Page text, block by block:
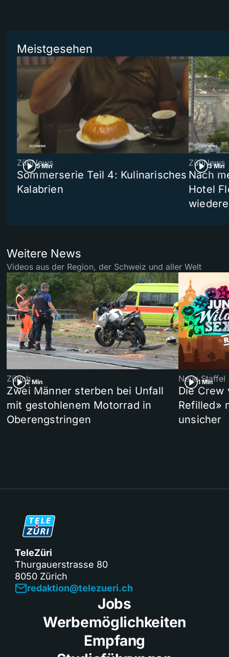
Meistgesehen
5 Min
ZüriNews
Sommerserie Teil 4: Kulinarisches
Kalabrien
3 Min
ZüriNews
Nach
Hotel
Weitere News
Videos aus der Region, der Schweiz und aller Welt
2 Min
Zürich
Zwei Männer sterben bei Unfall
mit gestohlenem Motorrad in
Oberengstringen
1 Min
Neue Staffel
Die Crew
Refilled»
unsicher
TeleZüri
Thurgauerstrasse 80
8050 Zürich
redaktion@telezueri.ch
Jobs
Werbemöglichkeiten
Empfang